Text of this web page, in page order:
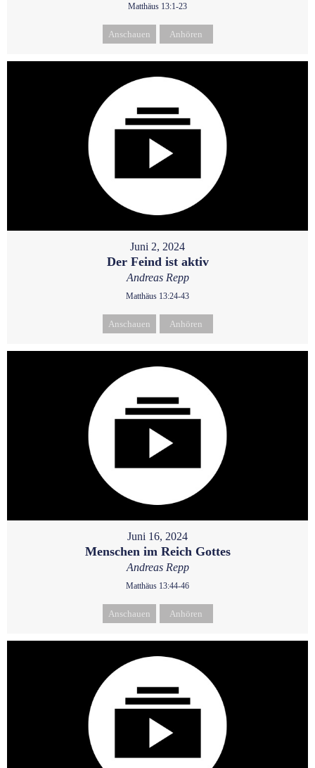
Matthäus 13:1-23
Anschauen Anhören
Juni 2, 2024
Der Feind ist aktiv
Andreas Repp
Matthäus 13:24-43
Anschauen Anhören
Juni 16, 2024
Menschen im Reich Gottes
Andreas Repp
Matthäus 13:44-46
Anschauen Anhören